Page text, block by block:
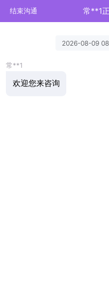
结束沟通 常**1
2026-08-09
常**1
欢迎您来咨询